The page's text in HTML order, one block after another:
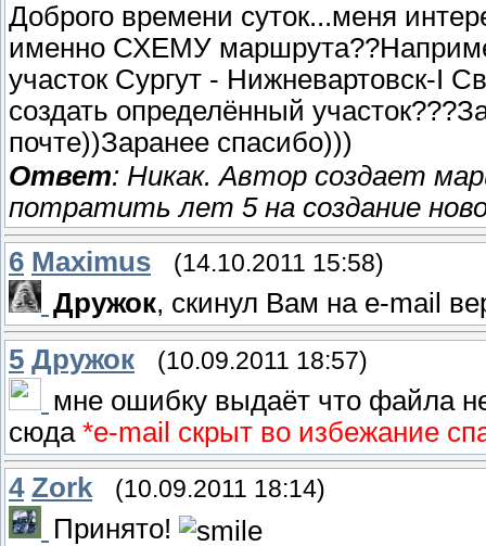
Доброго времени суток...меня
именно СХЕМУ
участок Сургут - Нижневартовск-I
создать определённый
почте))Заранее спасибо)))
Ответ: Никак. Автор создает
потратить лет 5 на создание
6 Maximus (14.10.2011 15:58)
Дружок, cкинул Вам на e-mail
5 Дружок (10.09.2011 18:57)
мне ошибку выдаёт что файла
сюда *e-mail скрыт во избежание
4 Zork (10.09.2011 18:14)
Принято!